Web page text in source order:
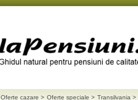
Oferte cazare > Oferte speciale > Transilvania >